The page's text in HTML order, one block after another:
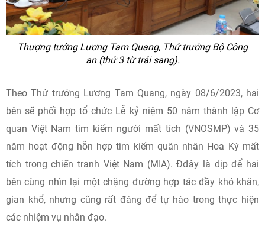
Thượng tướng Lương Tam Quang, Thứ trưởng Bộ Công
an (thứ 3 từ trái sang).
Theo Thứ trưởng Lương Tam Quang, ngày 08/6/2023, hai
bên sẽ phối hợp tổ chức Lễ kỷ niệm 50 năm thành lập Cơ
quan Việt Nam tìm kiếm người mất tích (VNOSMP) và 35
năm hoạt động hỗn hợp tìm kiếm quân nhân Hoa Kỳ mất
tích trong chiến tranh Việt Nam (MIA). Đđây là dịp để hai
bên cùng nhìn lại một chặng đường hợp tác đầy khó khăn,
gian khổ, nhưng cũng rất đáng để tự hào trong thực hiện
các nhiệm vụ nhân đạo.